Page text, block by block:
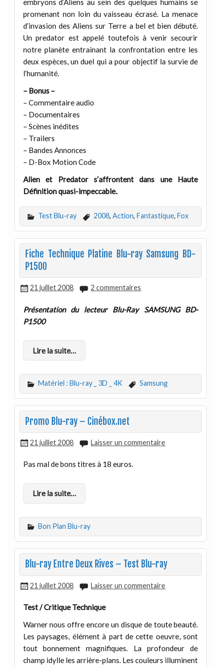
promenant non loin du vaisseau écrasé. La menace
d’invasion des Aliens sur Terre a bel et bien débuté.
Un predator est appelé toutefois à venir secourir
notre planète entrainant la confrontation entre les
deux espèces, un duel qui a pour objectif la survie de
l’humanité.
– Bonus –
– Commentaire audio
– Documentaires
– Scènes inédites
– Trailers
– Bandes Annonces
– D-Box Motion Code
Alien et Predator s’affrontent dans une Haute
Définition quasi-impeccable..
Test Blu-ray 2008, Action, Fantastique, Fox
Fiche Technique Platine Blu-ray Samsung BD-
P1500
21 juillet 2008 2 commentaires
Présentation du lecteur Blu-Ray SAMSUNG BD-
P1500
Lire la suite…
Matériel : Blu-ray _ 3D _ 4K Samsung
Promo Blu-ray – Cinébox.net
21 juillet 2008 Laisser un commentaire
Pas mal de bons titres à 18 euros.
Lire la suite…
Bon Plan Blu-ray
Blu-ray Entre Deux Rives – Test Blu-ray
21 juillet 2008 Laisser un commentaire
Test / Critique Technique
Warner nous offre encore un disque de toute beauté.
Les paysages, élément à part de cette oeuvre, sont
tout bonnement magnifiques. La profondeur de
champ idylle les arrière-plans. Les couleurs illuminent